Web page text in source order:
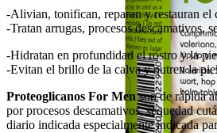
-Alivian, tonifican, reparan y restauran el
-Tratan arrugas, procesos descamativos,
-Hidratan en profundidad el rostro y la
-Evitan el brillo de la calva y nutren la
Proteoglicanos For Menson de rápida
por procesos descamativos, sequedad
diario indicada especialmente indicada